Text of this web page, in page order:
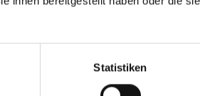
Statistiken